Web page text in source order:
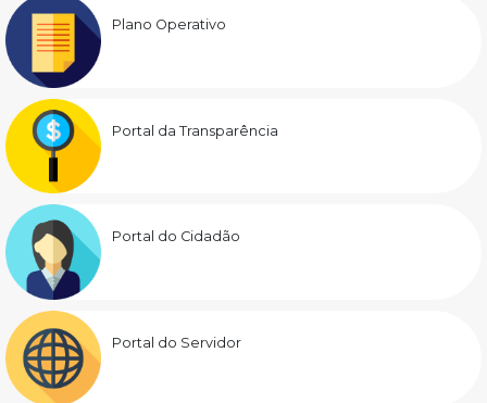
Plano Operativo
Portal da Transparência
Portal do Cidadão
Portal do Servidor